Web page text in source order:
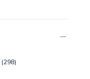
(298)